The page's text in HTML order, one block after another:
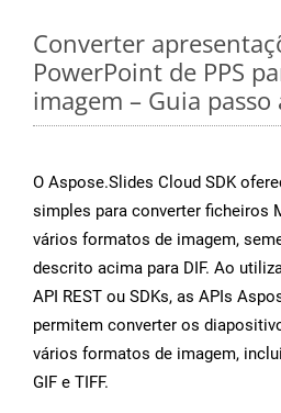
Converter
PowerPoint de PPS
imagem – Guia passo
O Aspose.Slides Cloud SDK
simples para converter ficheiros
vários formatos de imagem,
descrito acima para DIF. Ao
API REST ou SDKs, as APIs
permitem converter os
vários formatos de imagem,
GIF e TIFF.